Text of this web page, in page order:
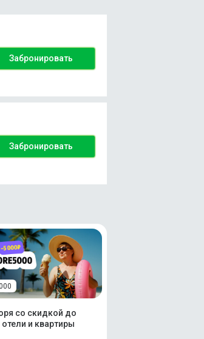
Забронировать
Забронировать
со скидкой до
отели и квартиры